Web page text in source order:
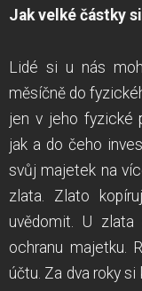
Jak velké částky
Lidé si u nás
měsíčně do
jen v jeho fyzické
jak a do čeho
svůj majetek na
zlata. Zlato
uvědomit. U
ochranu majetku.
účtu. Za dva roky